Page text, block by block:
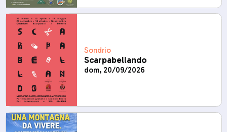
Sondrio
Scarpabellando
dom, 20/09/2026